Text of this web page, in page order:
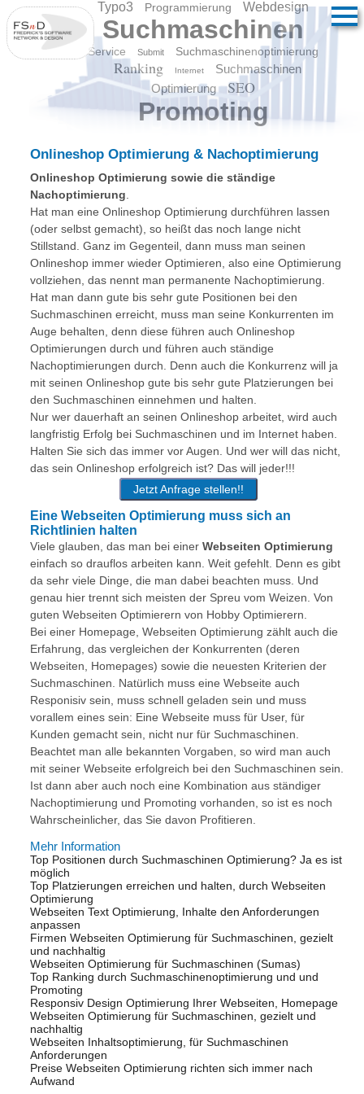
Typo3 Programmierung Webdesign
Suchmaschinen
Service Submit Suchmaschinenoptimierung
Ranking Internet
Suchmaschinen
Optimierung
SEO
Promoting
Onlineshop Optimierung & Nachoptimierung
Onlineshop Optimierung sowie die ständige
Nachoptimierung
Hat man eine Onlineshop Optimierung durchführen lassen
(oder selbst gemacht), so heißt das noch lange nicht
Stillstand. Ganz im Gegenteil, dann muss man seinen
Onlineshop immer wieder Optimieren, also eine Optimierung
vollziehen, das nennt man permanente Nachoptimierung.
Hat man dann gute bis sehr gute Positionen bei den
Suchmaschinen erreicht, muss man seine Konkurrenten im
Auge behalten, denn diese führen auch Onlineshop
Optimierungen durch und führen auch ständige
Nachoptimierungen durch. Denn auch die Konkurrenz will ja
mit seinen Onlineshop gute bis sehr gute Platzierungen bei
den Suchmaschinen einnehmen und halten.
Nur wer dauerhaft an seinen Onlineshop arbeitet, wird auch
langfristig Erfolg bei Suchmaschinen und im Internet haben.
Halten Sie sich das immer vor Augen. Und wer will das nicht,
das sein Onlineshop erfolgreich ist? Das will jeder!!!
Jetzt Anfrage stellen!!
Eine Webseiten Optimierung muss sich an
Richtlinien halten
Viele glauben, das man bei einer Webseiten Optimierung
einfach so drauflos arbeiten kann. Weit gefehlt. Denn es gibt
da sehr viele Dinge, die man dabei beachten muss. Und
genau hier trennt sich meisten der Spreu vom Weizen. Von
guten Webseiten Optimierern von Hobby Optimierern.
Bei einer Homepage, Webseiten Optimierung zählt auch die
Erfahrung, das vergleichen der Konkurrenten (deren
Webseiten, Homepages) sowie die neuesten Kriterien der
Suchmaschinen. Natürlich muss eine Webseite auch
Responisiv sein, muss schnell geladen sein und muss
vorallem eines sein: Eine Webseite muss für User, für
Kunden gemacht sein, nicht nur für Suchmaschinen.
Beachtet man alle bekannten Vorgaben, so wird man auch
mit seiner Webseite erfolgreich bei den Suchmaschinen sein.
Ist dann aber auch noch eine Kombination aus ständiger
Nachoptimierung und Promoting vorhanden, so ist es noch
Wahrscheinlicher, das Sie davon Profitieren.
Mehr Information
Top Positionen durch Suchmaschinen Optimierung? Ja es ist
möglich
Top Platzierungen erreichen und halten, durch Webseiten
Optimierung
Webseiten Text Optimierung, Inhalte den Anforderungen
anpassen
Firmen Webseiten Optimierung für Suchmaschinen, gezielt
und nachhaltig
Webseiten Optimierung für Suchmaschinen (Sumas)
Top Ranking durch Suchmaschinenoptimierung und und
Promoting
Responsiv Design Optimierung Ihrer Webseiten, Homepage
Webseiten Optimierung für Suchmaschinen, gezielt und
nachhaltig
Webseiten Inhaltsoptimierung, für Suchmaschinen
Anforderungen
Preise Webseiten Optimierung richten sich immer nach
Aufwand